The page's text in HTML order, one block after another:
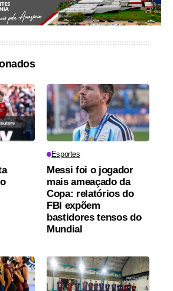
Esportes
Messi foi o jogador
mais ameaçado da
Copa: relatórios do
FBI expõem
bastidores tensos do
Mundial